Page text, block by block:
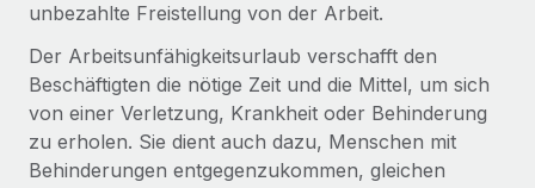
INFRASTRUKTUR
Remote Embedded
Nahtlose Integration der HR in bestehende Abläufe
Plattform
Integrierte HR-Kernfunktionen für dein Team
Maßgeschneiderte HR-Lösungen, um Teams zu
vergrößern
Enterprise
Globale HR für Konzerne und Großunternehmen
Forschung und Leitfäden
Fallstudien
HR-Glossar
Italiano
Português (Portugal)
unbezahlte Freistellung von der Arbeit.
Der Arbeitsunfähigkeitsurlaub verschafft den
Beschäftigten die nötige Zeit und die Mittel, um sich
von einer Verletzung, Krankheit oder Behinderung
zu erholen. Sie dient auch dazu, Menschen mit
Behinderungen entgegenzukommen, gleichen